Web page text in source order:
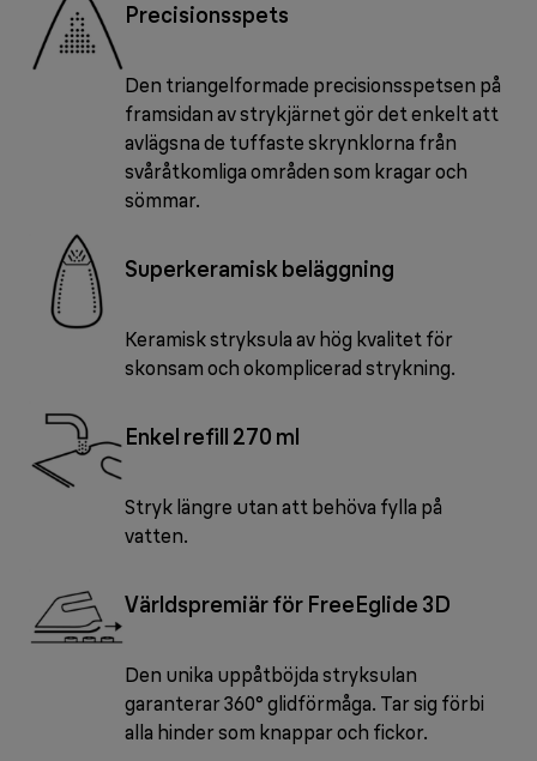
Precisionsspets
Den triangelformade precisionsspetsen på
framsidan av strykjärnet gör det enkelt att
avlägsna de tuffaste skrynklorna från
svåråtkomliga områden som kragar och
sömmar.
Superkeramisk beläggning
Keramisk stryksula av hög kvalitet för
skonsam och okomplicerad strykning.
Enkel refill 270 ml
Stryk längre utan att behöva fylla på
vatten.
Världspremiär för FreeEglide 3D
Den unika uppåtböjda stryksulan
garanterar 360° glidförmåga. Tar sig förbi
alla hinder som knappar och fickor.